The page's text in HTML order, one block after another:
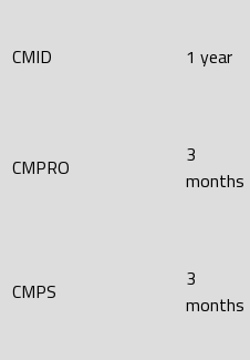
CMID 1 year
CMPRO
3
months
CMPS
3
months